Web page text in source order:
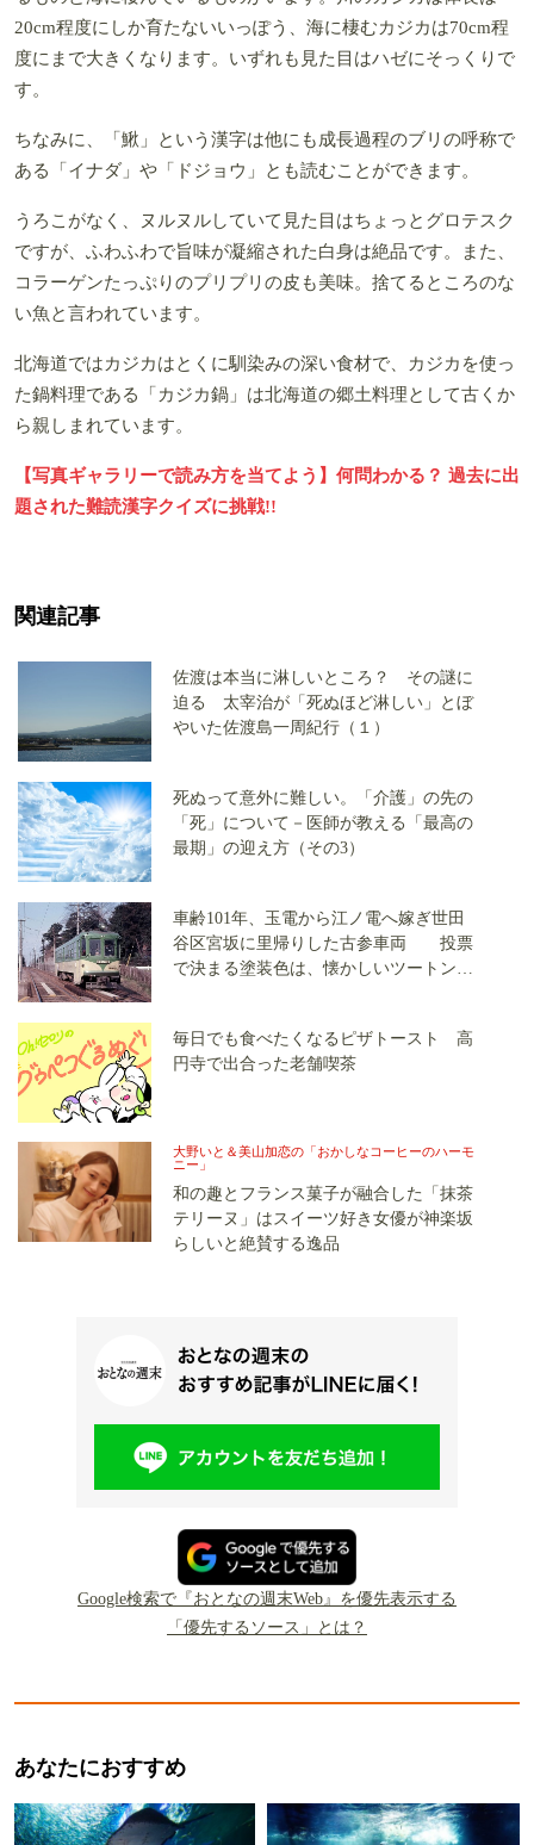
20cm程度にしか育たないいっぽう、海に棲むカジカは70cm程
度にまで大きくなります。いずれも見た目はハゼにそっくりで
す。
ちなみに、「鰍」という漢字は他にも成長過程のブリの呼称で
ある「イナダ」や「ドジョウ」とも読むことができます。
うろこがなく、ヌルヌルしていて見た目はちょっとグロテスク
ですが、ふわふわで旨味が凝縮された白身は絶品です。また、
コラーゲンたっぷりのプリプリの皮も美味。捨てるところのな
い魚と言われています。
北海道ではカジカはとくに馴染みの深い食材で、カジカを使っ
た鍋料理である「カジカ鍋」は北海道の郷土料理として古くか
ら親しまれています。
【写真ギャラリーで読み方を当てよう】何問わかる？ 過去に出
題された難読漢字クイズに挑戦!!
関連記事
佐渡は本当に淋しいところ？ その謎に
迫る 太宰治が「死ぬほど淋しい」とぼ
やいた佐渡島一周紀行（１）
死ぬって意外に難しい。「介護」の先の
「死」について－医師が教える「最高の
最期」の迎え方（その3）
車齢101年、玉電から江ノ電へ嫁ぎ世田
谷区宮坂に里帰りした古参車両 投票
で決まる塗装色は、懐かしいツートンカ
毎日でも食べたくなるピザトースト 高
円寺で出合った老舗喫茶
大野いと＆美山加恋の「おかしなコーヒーのハーモ
ニー」
和の趣とフランス菓子が融合した「抹茶
テリーヌ」はスイーツ好き女優が神楽坂
らしいと絶賛する逸品
Google検索で『おとなの週末Web』を優先表示する
「優先するソース」とは？
あなたにおすすめ